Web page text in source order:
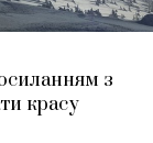
з
красу